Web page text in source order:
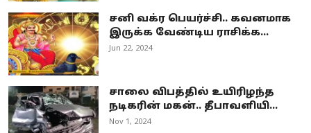
சனி வக்ர பெயர்ச்சி.. கவனமாக
இருக்க வேண்டிய ராசிக்க...
Jun 22, 2024
சாலை விபத்தில் உயிரிழந்த
நடிகரின் மகன்.. தீபாவளியி...
Nov 1, 2024